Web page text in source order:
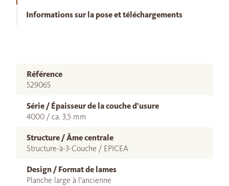
Informations sur la pose et téléchargements
Référence
529065
Série / Épaisseur de la couche d'usure
4000 / ca. 3,5 mm
Structure / Âme centrale
Structure-à-3-Couche / EPICEA
Design / Format de lames
Planche large à l'ancienne